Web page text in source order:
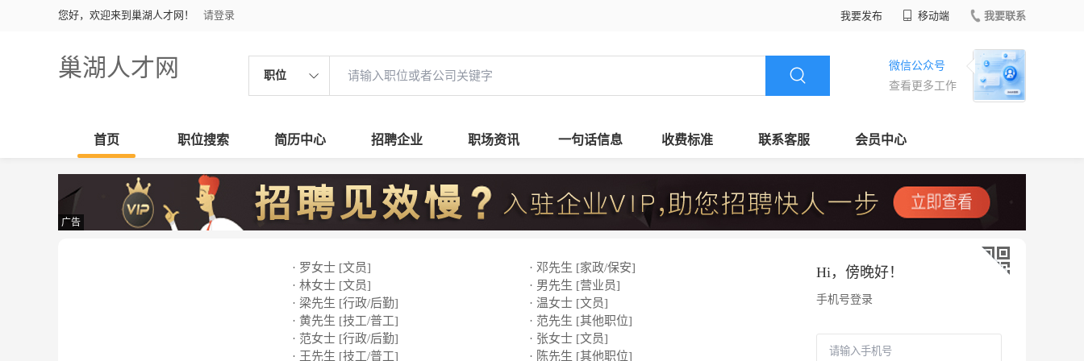
您好，欢迎来到巢湖人才网！ 请登录 我要发布 移动端 我要联系
巢湖人才网 职位
微信公众号
查看更多工作
首页 职位搜索 简历中心 招聘企业 职场资讯 一句话信息 收费标准 联系客服 会员中心
广告
· 罗女士 [文员]
· 邓先生 [家政/保安]
· 林女士 [文员]
· 男先生 [营业员]
· 梁先生 [行政/后勤]
· 温女士 [文员]
· 黄先生 [技工/普工]
· 范先生 [其他职位]
· 范女士 [行政/后勤]
· 张女士 [文员]
· 王先生 [技工/普工]
· 陈先生 [其他职位]
Hi， 傍晚好！
手机号登录